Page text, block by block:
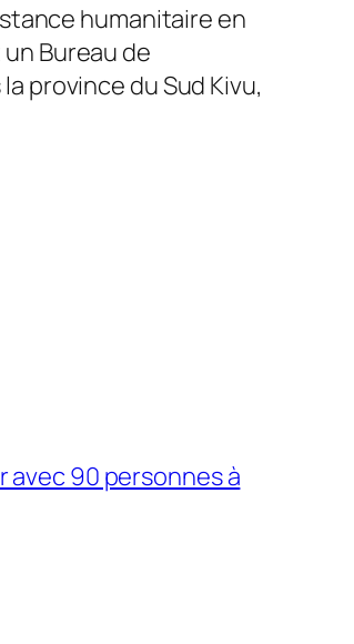
humanitaire en
Bureau de
province du Sud Kivu,
avec 90 personnes à